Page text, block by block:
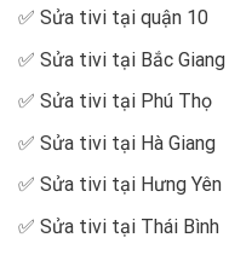
✅ Sửa tivi tại quận 10
✅ Sửa tivi tại Bắc Giang
✅ Sửa tivi tại Phú Thọ
✅ Sửa tivi tại Hà Giang
✅ Sửa tivi tại Hưng Yên
✅ Sửa tivi tại Thái Bình